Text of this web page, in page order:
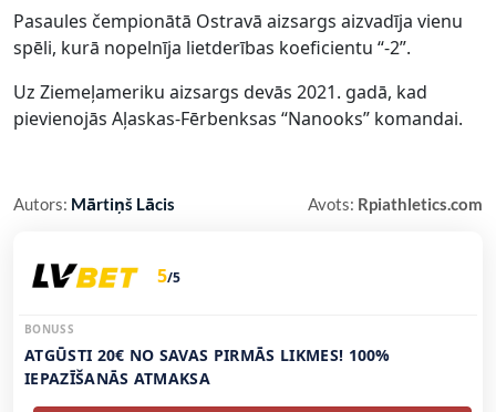
Pasaules čempionātā Ostravā aizsargs aizvadīja vienu
spēli, kurā nopelnīja lietderības koeficientu “-2”.
Uz Ziemeļameriku aizsargs devās 2021. gadā, kad
pievienojās Aļaskas-Fērbenksas “Nanooks” komandai.
Autors: Mārtiņš Lācis Avots: Rpiathletics.com
5/5
BONUSS
ATGŪSTI 20€ NO SAVAS PIRMĀS LIKMES! 100%
IEPAZĪŠANĀS ATMAKSA